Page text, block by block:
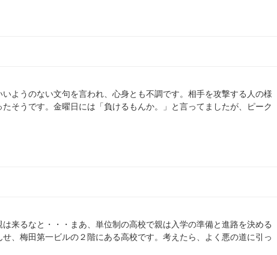
ようのない文句を言われ、心身とも不調です。相手を攻撃する人の様
そうです。金曜日には「負けるもんか。」と言ってましたが、ピーク
来るなと・・・まあ、単位制の高校で親は入学の準備と進路を決める
、梅田第一ビルの２階にある高校です。考えたら、よく悪の道に引っ